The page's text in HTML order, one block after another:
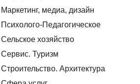
Маркетинг, медиа, дизайн
Психолого-Педагогическое
Сельское хозяйство
Сервис. Туризм
Строительство. Архитектура